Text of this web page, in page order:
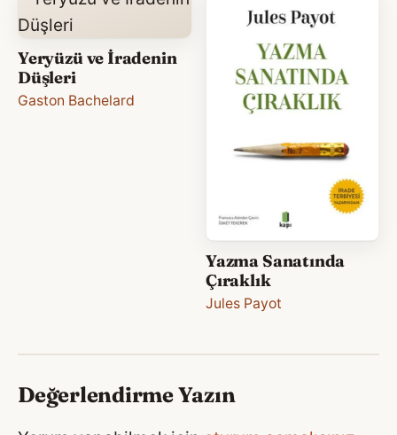
Yeryüzü ve İradenin
Düşleri
Gaston Bachelard
Yazma Sanatında
Çıraklık
Jules Payot
Değerlendirme Yazın